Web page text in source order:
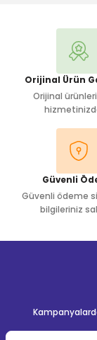
Orijinal Ürün
Orijinal
Güvenli
Güvenli ödeme
bilgileriniz